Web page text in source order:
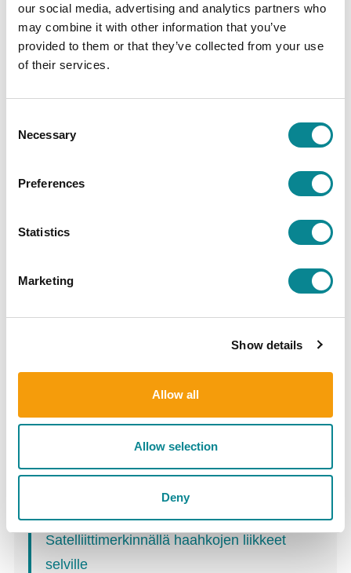
our social media, advertising and analytics partners who
may combine it with other information that you’ve
provided to them or that they’ve collected from your use
of their services.
Selection
Necessary
Preferences
Statistics
Marketing
Show details
Allow all
Allow selection
Deny
Kenneth Kumenius-Liljerot
JAA SOMESSA
Search for article
Ålandsbankenin Itämeriprojekti jakaa 600
000 euroa – keskiössä biohajoavat
materiaaliratkaisut ja kalakantojen suojelu
Biogeeli öljyvahinkojen torjuntaan
Satelliittimerkinnällä haahkojen liikkeet
selville